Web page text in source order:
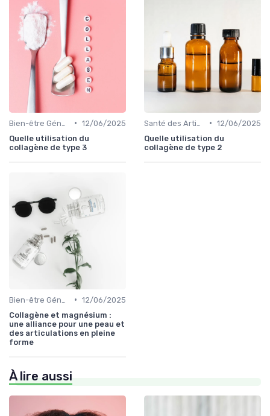
• 12/06/2025
Quelle utilisation du
collagène de type 3
• 12/06/2025
Quelle utilisation du
collagène de type 2
• 12/06/2025
Collagène et magnésium :
une alliance pour une peau et
des articulations en pleine
forme
À lire aussi